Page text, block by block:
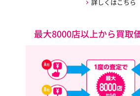
詳しくはこちら
最大8000店以上から買取